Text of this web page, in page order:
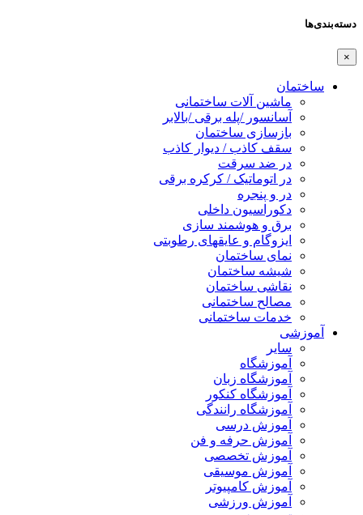
دسته‌بندی‌ها
×
ساختمان
ماشین آلات ساختمانی
آسانسور /پله برقی /بالابر
بازسازی ساختمان
سقف کاذب / دیوار کاذب
در ضد سرقت
در اتوماتیک / کرکره برقی
در و پنجره
دکوراسیون داخلی
برق و هوشمند سازی
ایزوگام و عایقهای رطوبتی
نمای ساختمان
شیشه ساختمان
نقاشی ساختمان
مصالح ساختمانی
خدمات ساختمانی
آموزشی
سایر
آموزشگاه
آموزشگاه زبان
آموزشگاه کنکور
آموزشگاه رانندگی
آموزش درسی
آموزش حرفه و فن
آموزش تخصصی
آموزش موسیقی
آموزش کامپیوتر
آموزش ورزشی